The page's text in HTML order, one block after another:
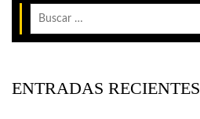
ENTRADAS RECIENTES